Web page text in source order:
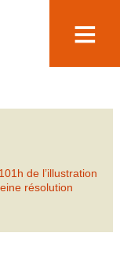
de l’illustration
résolution